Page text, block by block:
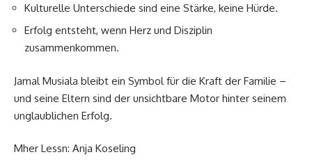
Kulturelle Unterschiede sind eine Stärke, keine Hürde.
Erfolg entsteht, wenn Herz und Disziplin
zusammenkommen.
Jamal Musiala bleibt ein Symbol für die Kraft der Familie –
und seine Eltern sind der unsichtbare Motor hinter seinem
unglaublichen Erfolg.
Mher Lessn: Anja Koseling